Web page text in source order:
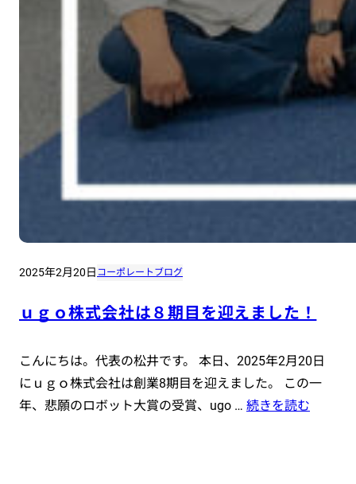
2025年2月20日 コーポレートブログ
ｕｇｏ株式会社は８期目を迎えました！
こんにちは。代表の松井です。 本日、2025年2月20日
にｕｇｏ株式会社は創業8期目を迎えました。 この一
年、悲願のロボット大賞の受賞、ugo … 続きを読む